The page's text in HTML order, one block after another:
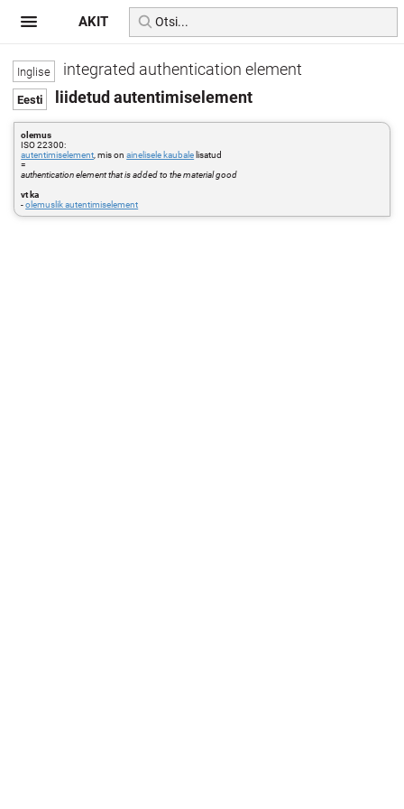
integrated authentication element
liidetud autentimiselement
olemus
ISO 22300:
autentimiselement , mis onainelisele kaubale lisatud
=
authentication element that is added to the material good
vt ka
-olemuslik autentimiselement
AKIT